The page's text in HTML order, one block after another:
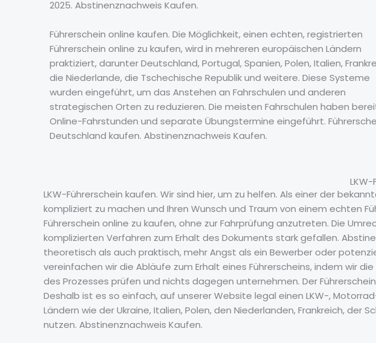
2025. Abstinenznachweis Kaufen.
Führerschein online kaufen. Die Möglichkeit, einen echten, registrierten
Führerschein online zu kaufen, wird in mehreren europäischen Ländern
praktiziert, darunter Deutschland, Portugal, Spanien, Polen, Italien,
die Niederlande, die Tschechische Republik und weitere. Diese Systeme
wurden eingeführt, um das Anstehen an Fahrschulen und anderen
strategischen Orten zu reduzieren. Die meisten Fahrschulen haben
Online-Fahrstunden und separate Übungstermine eingeführt.
Deutschland kaufen. Abstinenznachweis Kaufen.
LKW-Führerschein kaufen. Wir sind hier, um zu helfen. Als einer der
kompliziert zu machen und Ihren Wunsch und Traum von einem echten
Führerschein online zu kaufen, ohne zur Fahrprüfung anzutreten. Die
komplizierten Verfahren zum Erhalt des Dokuments stark gefallen.
theoretisch als auch praktisch, mehr Angst als ein Bewerber oder
vereinfachen wir die Abläufe zum Erhalt eines Führerscheins, indem wir
des Prozesses prüfen und nichts dagegen unternehmen. Der
Deshalb ist es so einfach, auf unserer Website legal einen LKW-,
Ländern wie der Ukraine, Italien, Polen, den Niederlanden, Frankreich, der
nutzen. Abstinenznachweis Kaufen.